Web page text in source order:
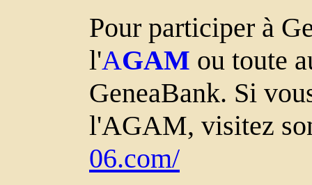
Pour participer à
l'AGAM ou toute
GeneaBank. Si
l'AGAM, visitez
06.com/